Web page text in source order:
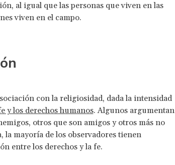
al igual que las personas que viven en las
viven en el campo.
con la religiosidad, dada la intensidad
y los derechos humanos. Algunos argumentan
otros que son amigos y otros más no
la mayoría de los observadores tienen
entre los derechos y la fe.